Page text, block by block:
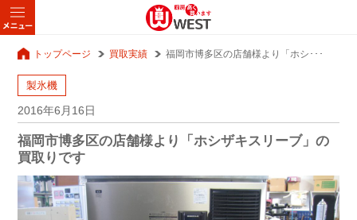
トップページ 買取実績 福岡市博多区の店舗様より「ホシ･･･
製氷機
2016年6月16日
福岡市博多区の店舗様より「ホシザキスリーブ」の
買取りです